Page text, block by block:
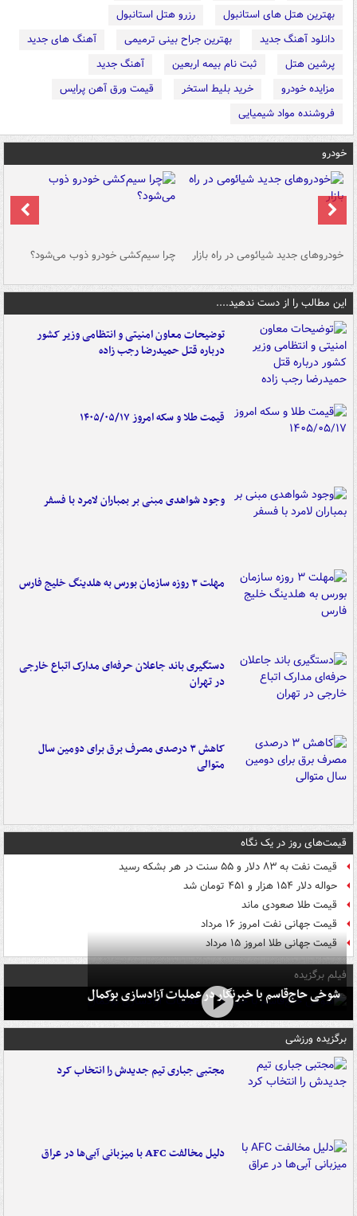
بهترین هتل های استانبول
رزرو هتل استانبول
دانلود آهنگ جدید
بهترین جراح بینی ترمیمی
آهنگ های جدید
پرشین هتل
ثبت نام بیمه اربعین
آهنگ جدید
مزایده خودرو
خرید بلیط استخر
قیمت ورق آهن پرایس
فروشنده مواد شیمیایی
خودرو
خودروهای جدید شیائومی در راه بازار چرا سیم‌کشی خودرو ذوب می‌شود؟
این مطالب را از دست ندهید....
توضیحات معاون امنیتی و انتظامی وزیر کشور
درباره قتل حمیدرضا رجب زاده
قیمت طلا و سکه امروز ۱۴۰۵/۰۵/۱۷
وجود شواهدی مبنی بر بمباران لامرد با فسفر
مهلت ۳ روزه سازمان بورس به هلدینگ خلیج فارس
دستگیری باند جاعلان حرفه‌ای مدارک اتباع خارجی
در تهران
کاهش ۳ درصدی مصرف برق برای دومین سال
متوالی
قیمت‌های روز در یک نگاه
قیمت نفت به ۸۳ دلار و ۵۵ سنت در هر بشکه رسید
حواله دلار ۱۵۴ هزار و ۴۵۱ تومان شد
قیمت طلا صعودی ماند
قیمت جهانی نفت امروز ۱۶ مرداد
قیمت جهانی طلا امروز ۱۵ مرداد
فیلم برگزیده
شوخی حاج‌قاسم با خبرنگار در عملیات آزادسازی بوکمال
برگزیده ورزشی
مجتبی جباری تیم جدیدش را انتخاب کرد
دلیل مخالفت AFC با میزبانی آبی‌ها در عراق